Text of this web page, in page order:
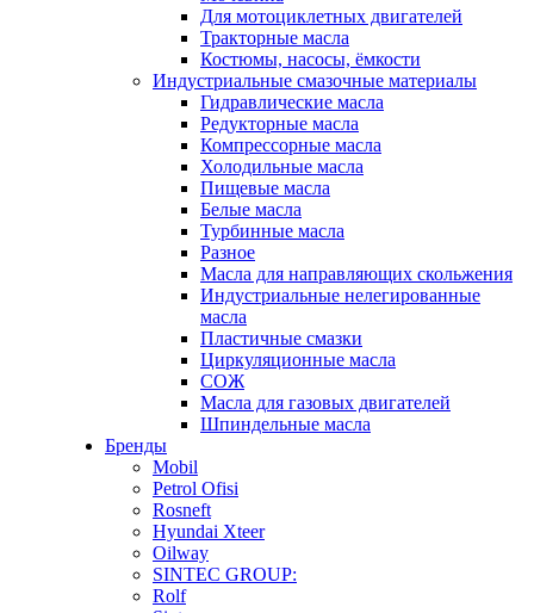
Для мотоциклетных двигателей
Тракторные масла
Костюмы, насосы, ёмкости
Индустриальные смазочные материалы
Гидравлические масла
Редукторные масла
Компрессорные масла
Холодильные масла
Пищевые масла
Белые масла
Турбинные масла
Разное
Масла для направляющих скольжения
Индустриальные нелегированные
масла
Пластичные смазки
Циркуляционные масла
СОЖ
Масла для газовых двигателей
Шпиндельные масла
Бренды
Mobil
Petrol Ofisi
Rosneft
Hyundai Xteer
Oilway
SINTEC GROUP:
Rolf